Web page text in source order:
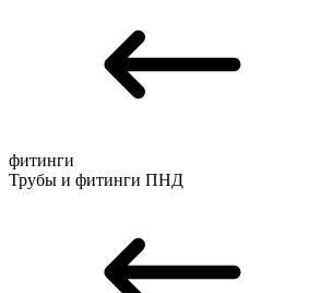
фитинги
Трубы и фитинги ПНД